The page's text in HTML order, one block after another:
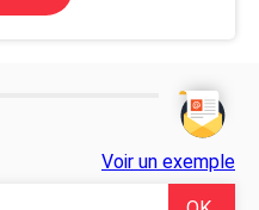
Voir un exemple